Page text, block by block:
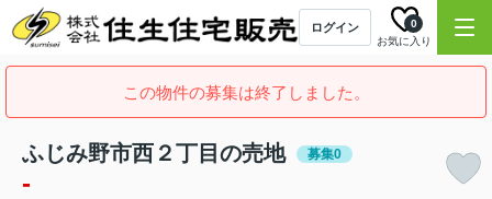
ログイン
お気に入り
0
この物件の募集は終了しました。
ふじみ野市西２丁目の売地 募集0
-